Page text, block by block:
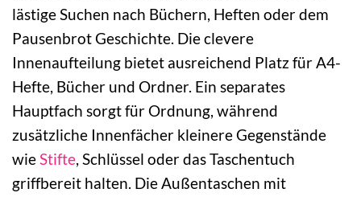
lästige Suchen nach Büchern, Heften oder dem
Pausenbrot Geschichte. Die clevere
Innenaufteilung bietet ausreichend Platz für A4-
Hefte, Bücher und Ordner. Ein separates
Hauptfach sorgt für Ordnung, während
zusätzliche Innenfächer kleinere Gegenstände
wieStifte, Schlüssel oder das Taschentuch
griffbereit halten. Die Außentaschen mit